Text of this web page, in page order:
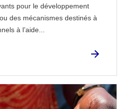
pour le développement
des mécanismes destinés à
à l’aide...